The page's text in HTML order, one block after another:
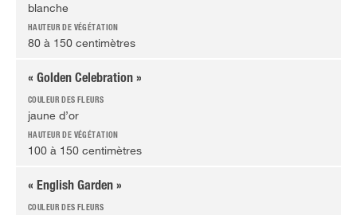
blanche
80 à 150 centimètres
« Golden Celebration »
jaune d’or
100 à 150 centimètres
« English Garden »